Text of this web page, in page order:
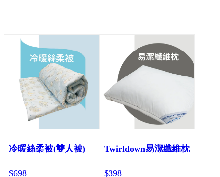
冷暖絲柔被(雙人被)
$698
Twirldown易潔纖維枕
$398